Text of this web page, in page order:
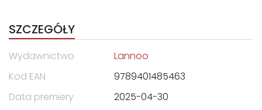
SZCZEGÓŁY
Wydawnictwo
Lannoo
Kod EAN
9789401485463
Data premiery
2025-04-30